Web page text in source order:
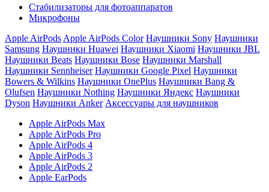
Стабилизаторы для фотоаппаратов
Микрофоны
Apple AirPods Apple AirPods Color Наушники Sony Наушники
Samsung Наушники Huawei Наушники Xiaomi Наушники JBL
Наушники Beats Наушники Bose Наушники Marshall
Наушники Sennheiser Наушники Google Pixel Наушники
Bowers & Wilkins Наушники OnePlus Наушники Bang &
Olufsen Наушники Nothing Наушники Яндекс Наушники
Dyson Наушники Anker Аксессуары для наушников
Apple AirPods Max
Apple AirPods Pro
Apple AirPods 4
Apple AirPods 3
Apple AirPods 2
Apple EarPods